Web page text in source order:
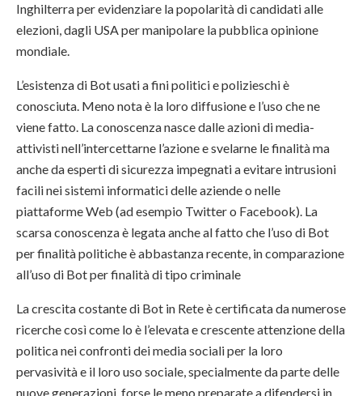
Inghilterra per evidenziare la popolarità di candidati alle
elezioni, dagli USA per manipolare la pubblica opinione
mondiale.
L’esistenza di Bot usati a fini politici e polizieschi è
conosciuta. Meno nota è la loro diffusione e l’uso che ne
viene fatto. La conoscenza nasce dalle azioni di media-
attivisti nell’intercettarne l’azione e svelarne le finalità ma
anche da esperti di sicurezza impegnati a evitare intrusioni
facili nei sistemi informatici delle aziende o nelle
piattaforme Web (ad esempio Twitter o Facebook). La
scarsa conoscenza è legata anche al fatto che l’uso di Bot
per finalità politiche è abbastanza recente, in comparazione
all’uso di Bot per finalità di tipo criminale
La crescita costante di Bot in Rete è certificata da numerose
ricerche così come lo è l’elevata e crescente attenzione della
politica nei confronti dei media sociali per la loro
pervasività e il loro uso sociale, specialmente da parte delle
nuove generazioni, forse le meno preparate a difendersi in